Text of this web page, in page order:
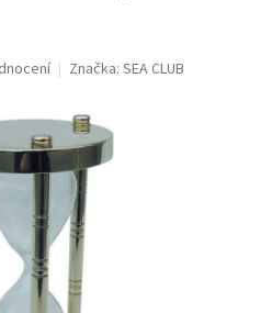
Značka: SEA CLUB